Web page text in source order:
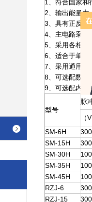
1、符合国家和
2、输出能量大
3、具有正反向
4、主电路采用
5、采用各相绕
6、适合于单/
7、采用通用示
8、可选配数字
9、可选配内置
型号
脉
（V
SM-6H
SM-15H
SM-30H
SM-35H
SM-45H
RZJ-6
RZJ-15